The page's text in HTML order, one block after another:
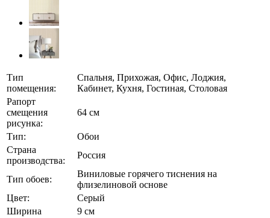
Тип
помещения:
Спальня, Прихожая, Офис, Лоджия,
Кабинет, Кухня, Гостиная, Столовая
Рапорт
смещения
рисунка:
64 см
Тип:
Обои
Страна
производства:
Россия
Тип обоев:
Виниловые горячего тиснения на
флизелиновой основе
Цвет:
Серый
Ширина
9 см